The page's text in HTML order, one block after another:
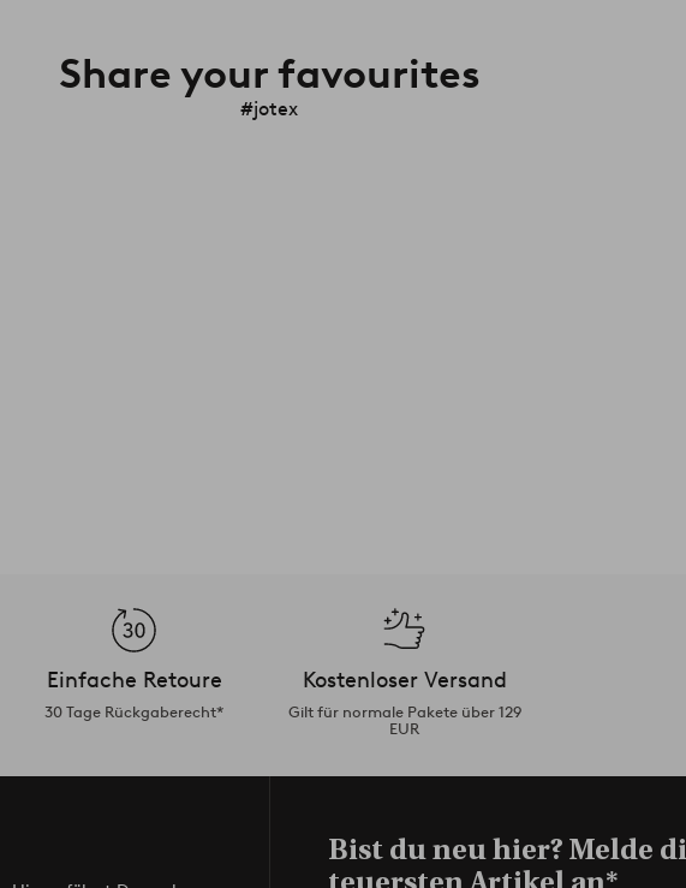
Share your favourites
#jotex
Einfache Retoure
30 Tage Rückgaberecht*
Kostenloser Versand
Gilt für normale Pakete über 129
EUR
Bist du neu hier? Melde